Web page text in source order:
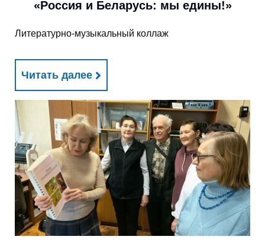
«Россия и Беларусь: мы едины!»
Литературно-музыкальный коллаж
Читать далее